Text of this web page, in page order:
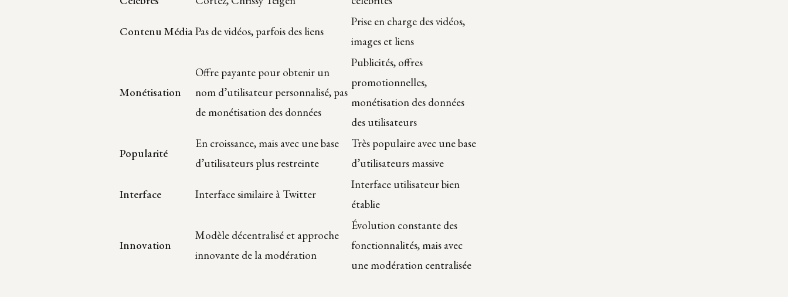
Contenu MédiaPas de vidéos, parfois des liens
Prise en charge des vidéos,
images et liens
Monétisation
Offre payante pour obtenir un
nom d’utilisateur personnalisé, pas
de monétisation des données
Publicités, offres
promotionnelles,
monétisation des données
des utilisateurs
Popularité
En croissance, mais avec une base
d’utilisateurs plus restreinte
Très populaire avec une base
d’utilisateurs massive
Interface Interface similaire à Twitter
Interface utilisateur bien
établie
Innovation
Modèle décentralisé et approche
innovante de la modération
Évolution constante des
fonctionnalités, mais avec
une modération centralisée